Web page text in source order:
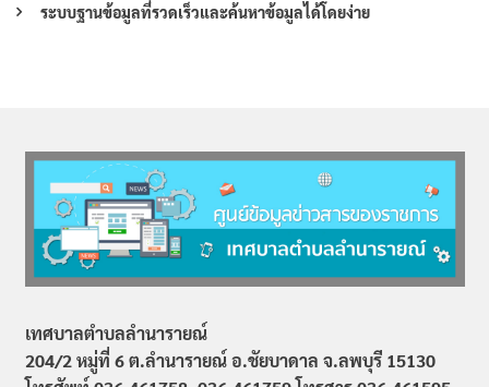
ระบบฐานข้อมูลที่รวดเร็วและค้นหาข้อมูลได้โดยง่าย
เทศบาลตำบลลำนารายณ์
204/2 หมู่ที่ 6 ต.ลำนารายณ์ อ.ชัยบาดาล จ.ลพบุรี 15130